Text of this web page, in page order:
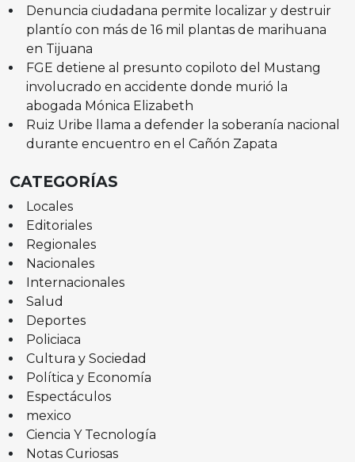
Denuncia ciudadana permite localizar y destruir
plantío con más de 16 mil plantas de marihuana
en Tijuana
FGE detiene al presunto copiloto del Mustang
involucrado en accidente donde murió la
abogada Mónica Elizabeth
Ruiz Uribe llama a defender la soberanía nacional
durante encuentro en el Cañón Zapata
CATEGORÍAS
Locales
Editoriales
Regionales
Nacionales
Internacionales
Salud
Deportes
Policiaca
Cultura y Sociedad
Política y Economía
Espectáculos
mexico
Ciencia Y Tecnología
Notas Curiosas